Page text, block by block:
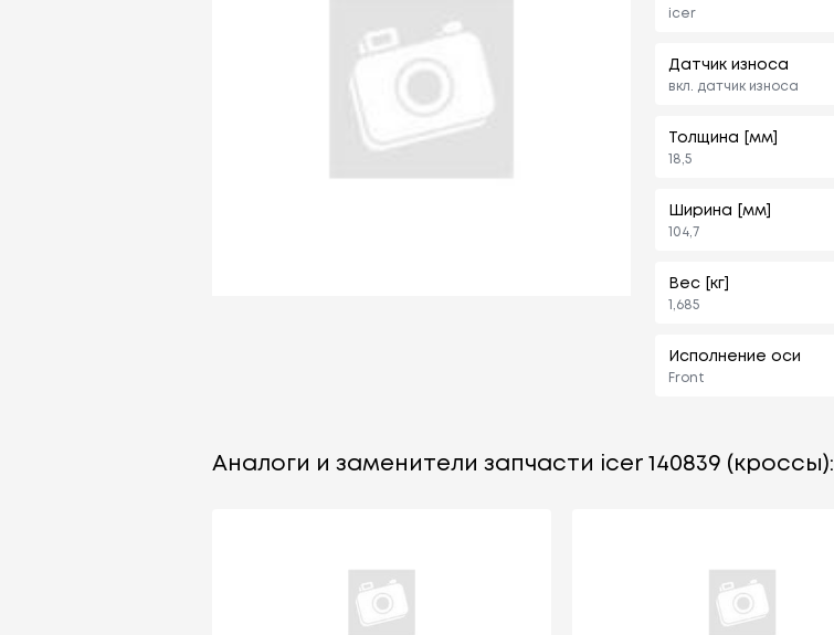
icer
Датчик износа
вкл. датчик износа
Толщина [мм]
18,5
Ширина [мм]
104,7
Вес [кг]
1,685
Исполнение оси
Front
Аналоги и заменители запчасти icer 140839 (кроссы):